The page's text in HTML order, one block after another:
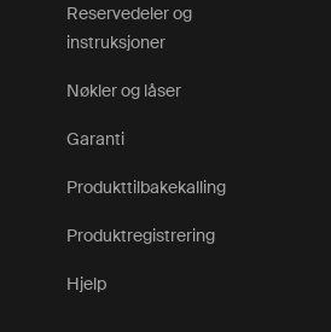
Reservedeler og
instruksjoner
Nøkler og låser
Garanti
Produkttilbakekalling
Produktregistrering
Hjelp